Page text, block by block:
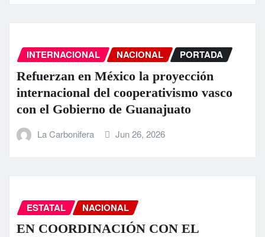
INTERNACIONAL NACIONAL PORTADA
Refuerzan en México la proyección
internacional del cooperativismo vasco
con el Gobierno de Guanajuato
La Carbonifera Jun 26, 2026
ESTATAL NACIONAL
EN COORDINACIÓN CON EL